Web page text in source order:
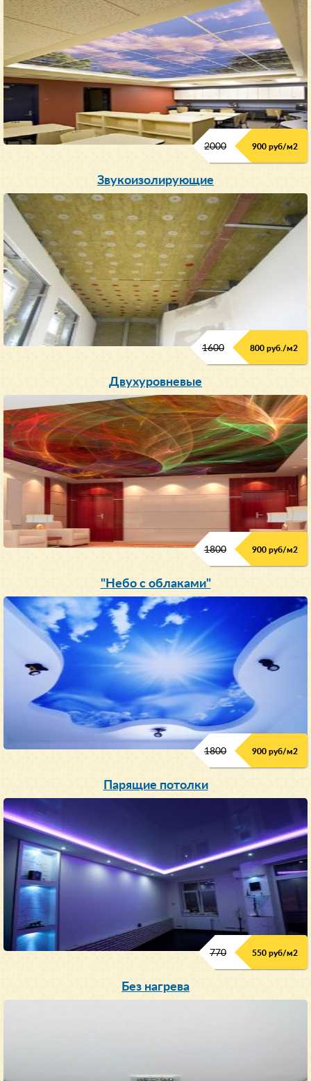
2000 900 руб/м2
Звукоизолирующие
1600 800 руб./м2
Двухуровневые
1800 900 руб/м2
"Небо с облаками"
1800 900 руб/м2
Парящие потолки
770 550 руб/м2
Без нагрева